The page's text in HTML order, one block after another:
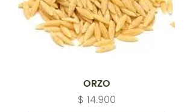
ORZO
Precio
$ 14.900